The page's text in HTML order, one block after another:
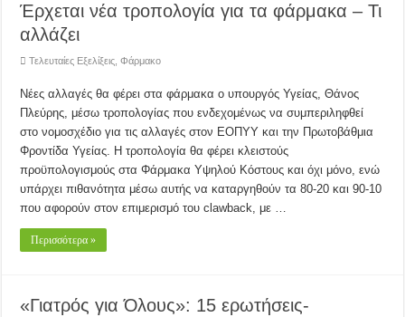
Έρχεται νέα τροπολογία για τα φάρμακα – Τι
αλλάζει
Τελευταίες Εξελίξεις ,Φάρμακο
Νέες αλλαγές θα φέρει στα φάρμακα ο υπουργός Υγείας, Θάνος
Πλεύρης, μέσω τροπολογίας που ενδεχομένως να συμπεριληφθεί
στο νομοσχέδιο για τις αλλαγές στον ΕΟΠΥΥ και την Πρωτοβάθμια
Φροντίδα Υγείας. Η τροπολογία θα φέρει κλειστούς
προϋπολογισμούς στα Φάρμακα Υψηλού Κόστους και όχι μόνο, ενώ
υπάρχει πιθανότητα μέσω αυτής να καταργηθούν τα 80-20 και 90-10
που αφορούν στον επιμερισμό του clawback, με …
Περισσότερα »
«Γιατρός για Όλους»: 15 ερωτήσεις-